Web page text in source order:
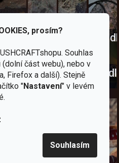
prosím?
Souhlas
část webu), nebo v
Firefox a další). Stejně
"Nastavení" v levém
Souhlasím
Vařiče
a
kartušeNádobí
Křesadla
škrtadla
Bundy
a